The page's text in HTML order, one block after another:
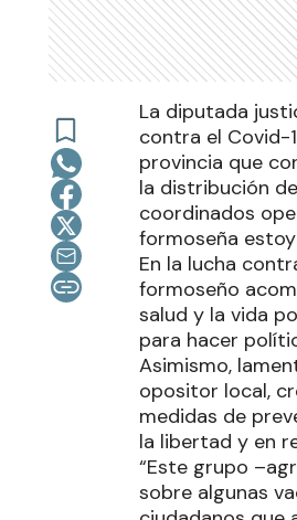
La diputada
contra el Covid-
provincia que
la distribución
coordinados
formoseña
En la lucha
formoseño
salud y la vida
para hacer
Asimismo,
opositor local,
medidas de
la libertad y en
“Este grupo
sobre algunas